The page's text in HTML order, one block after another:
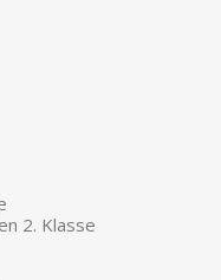
2. Klasse